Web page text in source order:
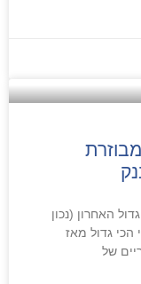
האחרון (נכון
גדול מאז